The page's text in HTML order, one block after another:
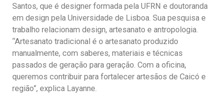
Santos, que é designer formada pela UFRN e doutoranda
em design pela Universidade de Lisboa. Sua pesquisa e
trabalho relacionam design, artesanato e antropologia.
“Artesanato tradicional é o artesanato produzido
manualmente, com saberes, materiais e técnicas
passados de geração para geração. Com a oficina,
queremos contribuir para fortalecer artesãos de Caicó e
região”, explica Layanne.